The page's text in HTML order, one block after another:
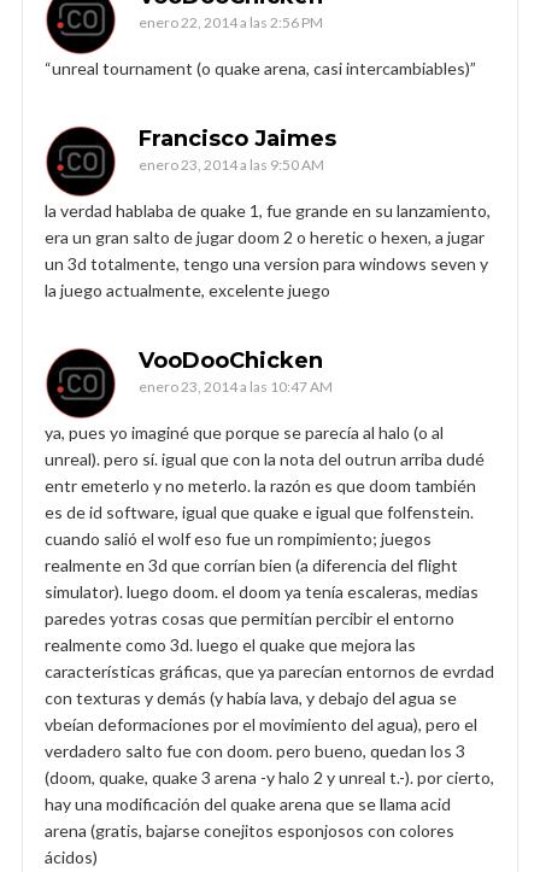
enero 22, 2014 a las 2:56 PM
“unreal tournament (o quake arena, casi intercambiables)”
Francisco Jaimes
enero 23, 2014 a las 9:50 AM
la verdad hablaba de quake 1, fue grande en su lanzamiento,
era un gran salto de jugar doom 2 o heretic o hexen, a jugar
un 3d totalmente, tengo una version para windows seven y
la juego actualmente, excelente juego
VooDooChicken
enero 23, 2014 a las 10:47 AM
ya, pues yo imaginé que porque se parecía al halo (o al
unreal). pero sí. igual que con la nota del outrun arriba dudé
entr emeterlo y no meterlo. la razón es que doom también
es de id software, igual que quake e igual que folfenstein.
cuando salió el wolf eso fue un rompimiento; juegos
realmente en 3d que corrían bien (a diferencia del flight
simulator). luego doom. el doom ya tenía escaleras, medias
paredes yotras cosas que permitían percibir el entorno
realmente como 3d. luego el quake que mejora las
características gráficas, que ya parecían entornos de evrdad
con texturas y demás (y había lava, y debajo del agua se
vbeían deformaciones por el movimiento del agua), pero el
verdadero salto fue con doom. pero bueno, quedan los 3
(doom, quake, quake 3 arena -y halo 2 y unreal t.-). por cierto,
hay una modificación del quake arena que se llama acid
arena (gratis, bajarse conejitos esponjosos con colores
ácidos)